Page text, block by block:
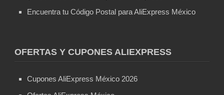
Encuentra tu Código Postal para AliExpress México
OFERTAS Y CUPONES ALIEXPRESS
Cupones AliExpress México 2026